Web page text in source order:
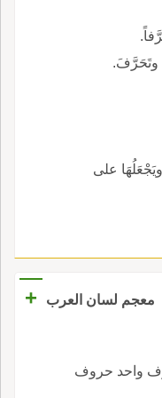
وتَحَرَّفَ.
على
معجم لسان العرب +
واحد حروف